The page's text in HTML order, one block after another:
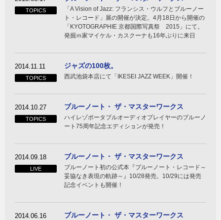
TOPICS
「A Vision of Jazz: フランシス・ウルフとブルーノー
ト・レコード」展の開催が決定。4月18日から開催の
「KYOTOGRAPHIE 京都国際写真祭 2015」にて。
発掘ｍ家マイケル・カスクーナも16年ぶりに来日
2014.11.11
TOPICS
ジャズの100枚。
西武池袋本店にて「IKESEI JAZZ WEEK」開催！
2014.10.27
TOPICS
ブルーノート・ ザ・マスターワークス
ハイレゾポータブルオーディオプレイヤーのブルーノ
ート75周年記念エディションが発売！
2014.09.18
LIVE
ブルーノート・ ザ・マスターワークス
ブルーノート初の公式本『ブルーノート・レコード～
妥協なき表現の軌跡～』10/28発売。10/29には発売
記念イベントも開催！
2014.06.16 ブルーノート・ ザ・マスターワークス